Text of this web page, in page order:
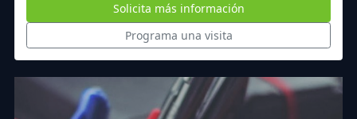
Solicita más información
Programa una visita